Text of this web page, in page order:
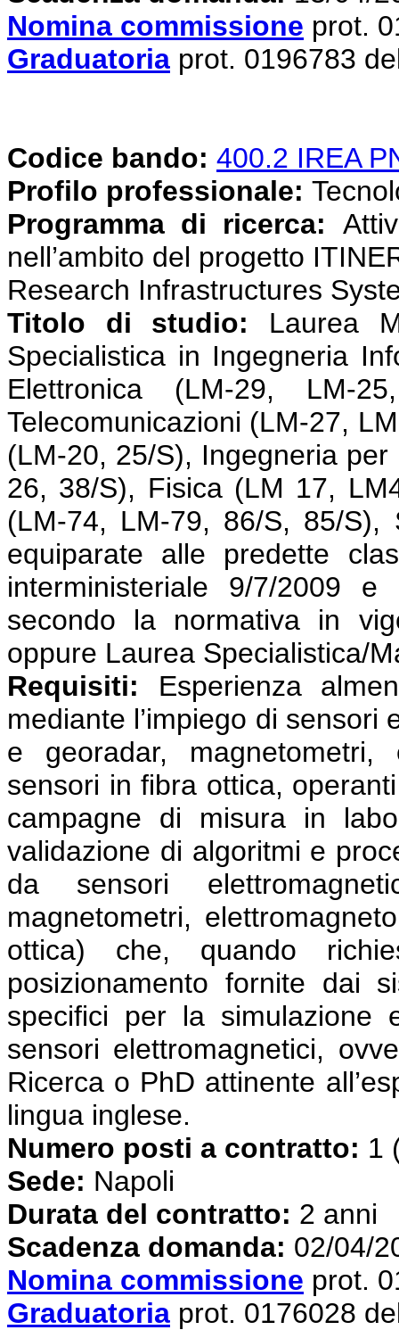
Nomina commissione prot.
Graduatoria prot. 0196783
Codice bando: 400.2 IREA
Profilo professionale:
Programma di ricerca:
nell’ambito del progetto
Research Infrastructures
Titolo di studio: Laurea
Specialistica in Ingegneria
Elettronica (LM-29, LM-
Telecomunicazioni (LM-27,
(LM-20, 25/S), Ingegneria per
26, 38/S), Fisica (LM 17,
(LM-74, LM-79, 86/S, 85/S),
equiparate alle predette
interministeriale 9/7/2009 e
secondo la normativa in
oppure Laurea Specialistica/
Requisiti: Esperienza
mediante l’impiego di
e georadar, magnetometri,
sensori in fibra ottica,
campagne di misura in
validazione di algoritmi e
da sensori
magnetometri,
ottica) che, quando
posizionamento fornite dai
specifici per la simulazione
sensori elettromagnetici,
Ricerca o PhD attinente
lingua inglese.
Numero posti a contratto: 1
Sede: Napoli
Durata del contratto: 2 anni
Scadenza domanda: 02/04/
Nomina commissione prot.
Graduatoria prot. 0176028